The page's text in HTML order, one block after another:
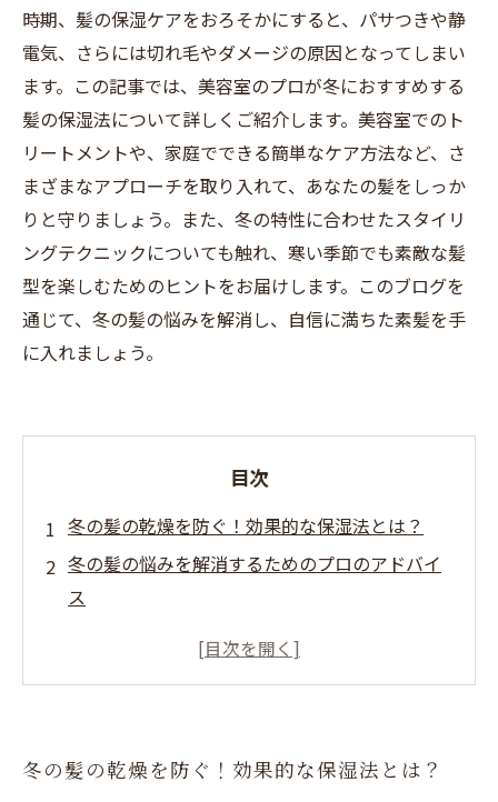
時期、髪の保湿ケアをおろそかにすると、パサつきや静
電気、さらには切れ毛やダメージの原因となってしまい
ます。この記事では、美容室のプロが冬におすすめする
髪の保湿法について詳しくご紹介します。美容室でのト
リートメントや、家庭でできる簡単なケア方法など、さ
まざまなアプローチを取り入れて、あなたの髪をしっか
りと守りましょう。また、冬の特性に合わせたスタイリ
ングテクニックについても触れ、寒い季節でも素敵な髪
型を楽しむためのヒントをお届けします。このブログを
通じて、冬の髪の悩みを解消し、自信に満ちた素髪を手
に入れましょう。
目次
冬の髪の乾燥を防ぐ！効果的な保湿法とは？
冬の髪の悩みを解消するためのプロのアドバイ
ス
美容室でのトリートメント：冬におすすめのケ
ック
冬の髪の乾燥を防ぐ！効果的な保湿法とは？